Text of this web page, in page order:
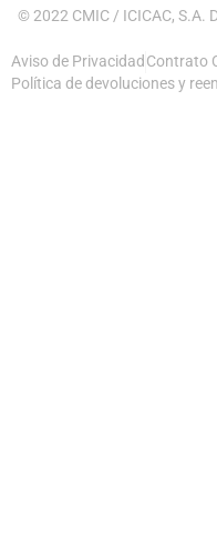
© 2022 CMIC / ICICAC, S.A.
Aviso de Privacidad Contrato
Política de devoluciones y